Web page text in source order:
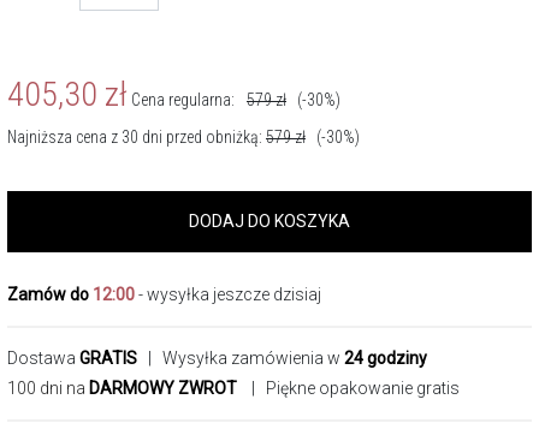
405,30 zł Cena regularna: 579zł
(-30%)
Najniższa cena z 30 dni przed obniżką: 579zł (-30%)
DODAJ DO KOSZYKA
Zamów do 12:00- wysyłka jeszcze dzisiaj
Dostawa GRATIS | Wysyłka zamówienia w 24 godziny
100 dni na DARMOWY ZWROT | Piękne opakowanie gratis